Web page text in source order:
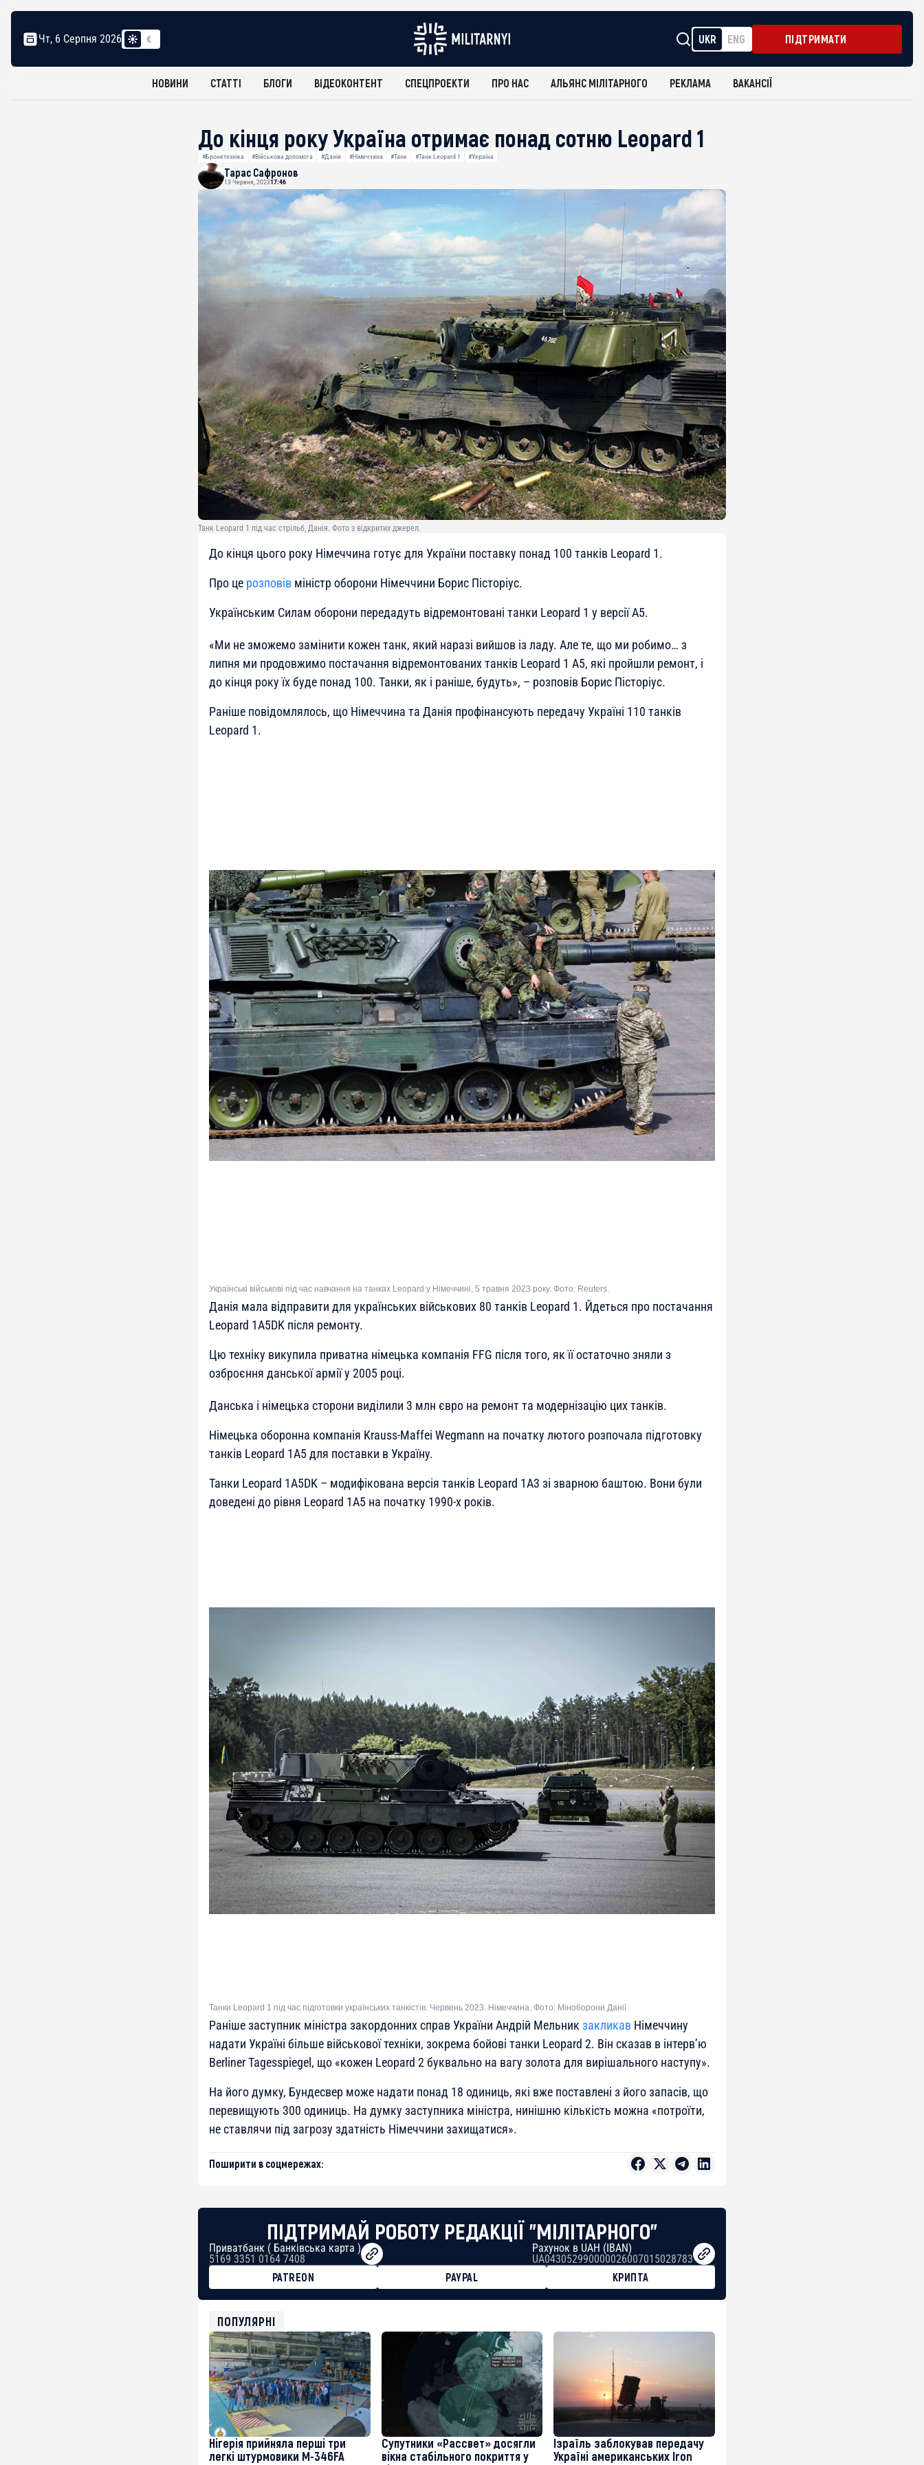
Чт, 6 Серпня 2026 UKR ENG ПІДТРИМАТИ
НОВИНИ СТАТТІ БЛОГИ ВІДЕОКОНТЕНТ СПЕЦПРОЕКТИ ПРО НАС АЛЬЯНС МІЛІТАРНОГО РЕКЛАМА ВАКАНСІЇ
До кінця року Україна отримає понад сотню Leopard 1
#Бронетехніка #Військова допомога #Данія #Німеччина #Танк #Танк Leopard 1 #Україна
Тарас Сафронов
13 Червня, 202317:46
Танк Leopard 1 під час стрільб, Данія. Фото з відкритих джерел.
До кінця цього року Німеччина готує для України поставку понад 100 танків Leopard 1.
Про це розповів міністр оборони Німеччини Борис Пісторіус.
Українським Силам оборони передадуть відремонтовані танки Leopard 1 у версії A5.
«Ми не зможемо замінити кожен танк, який наразі вийшов із ладу. Але те, що ми робимо… з
липня ми продовжимо постачання відремонтованих танків Leopard 1 A5, які пройшли ремонт, і
до кінця року їх буде понад 100. Танки, як і раніше, будуть», – розповів Борис Пісторіус.
Раніше повідомлялось, що Німеччина та Данія профінансують передачу Україні 110 танків
Leopard 1.
Українські військові під час навчання на танках Leopard у Німеччині, 5 травня 2023 року. Фото: Reuters.
Данія мала відправити для українських військових 80 танків Leopard 1. Йдеться про постачання
Leopard 1A5DK після ремонту.
Цю техніку викупила приватна німецька компанія FFG після того, як її остаточно зняли з
озброєння данської армії у 2005 році.
Данська і німецька сторони виділили 3 млн євро на ремонт та модернізацію цих танків.
Німецька оборонна компанія Krauss-Maffei Wegmann на початку лютого розпочала підготовку
танків Leopard 1A5 для поставки в Україну.
Танки Leopard 1A5DK – модифікована версія танків Leopard 1A3 зі зварною баштою. Вони були
доведені до рівня Leopard 1A5 на початку 1990-х років.
Танки Leopard 1 під час підготовки українських танкістів. Червень 2023. Німеччина. Фото: Міноборони Данії
Раніше заступник міністра закордонних справ України Андрій Мельник закликав Німеччину
надати Україні більше військової техніки, зокрема бойові танки Leopard 2. Він сказав в інтерв’ю
Berliner Tagesspiegel, що «кожен Leopard 2 буквально на вагу золота для вирішального наступу».
На його думку, Бундесвер може надати понад 18 одиниць, які вже поставлені з його запасів, що
перевищують 300 одиниць. На думку заступника міністра, нинішню кількість можна «потроїти,
не ставлячи під загрозу здатність Німеччини захищатися».
Поширити в соцмережах:
ПІДТРИМАЙ РОБОТУ РЕДАКЦІЇ "МІЛІТАРНОГО"
Приватбанк ( Банківська карта )
5169 3351 0164 7408
Рахунок в UAH (IBAN)
UA043052990000026007015028783
PATREON
PAYPAL
КРИПТА
USDT
0x8676644fA7B6d328310283cAC1065Ae01d97CEe7
ETH
0xfD02863D3289416fcF50975c9DFda13623f97758
ПОПУЛЯРНІ
Нігерія прийняла перші три
легкі штурмовики M-346FA
Супутники «Рассвет» досягли
вікна стабільного покриття у
Ізраїль заблокував передачу
Україні американських Iron